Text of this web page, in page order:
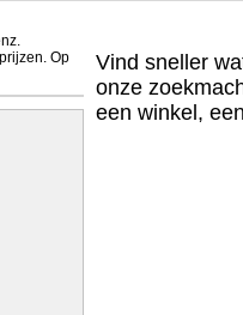
Op
Vind sneller
onze
een winkel,